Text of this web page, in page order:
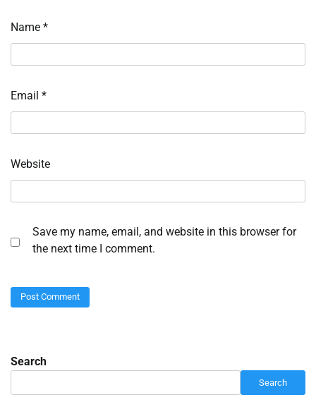
Name *
Email *
Website
Save my name, email, and website in this browser for
the next time I comment.
Search
Search